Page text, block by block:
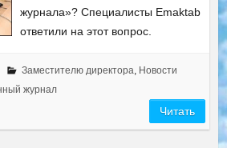
журнала»? Специалисты Emaktab
ответили на этот вопрос.
Заместителю директора, Новости
журнал
Читать